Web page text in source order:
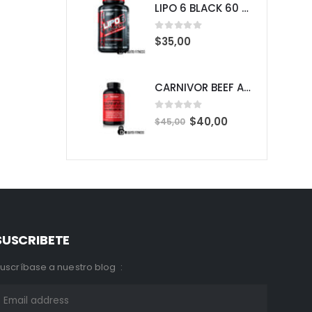
LIPO 6 BLACK 60 CAPSULAS
0out of 5
$35,00
CARNIVOR BEEF AMINO 300 CAPSULAS
0 out of 5
$45,00 $40,00
a nuestro blog :